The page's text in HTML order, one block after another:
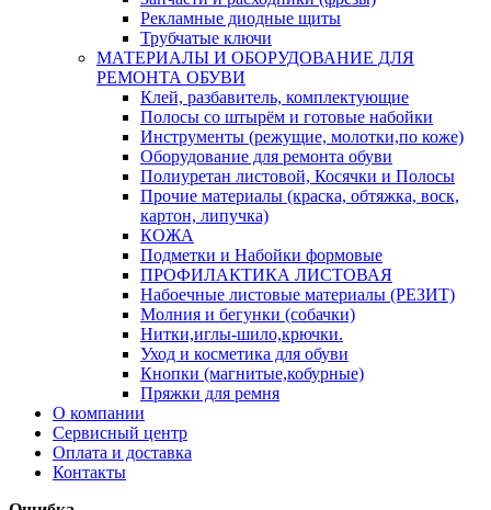
Рекламные диодные щиты
Трубчатые ключи
МАТЕРИАЛЫ И ОБОРУДОВАНИЕ ДЛЯ
РЕМОНТА ОБУВИ
Клей, разбавитель, комплектующие
Полосы со штырём и готовые набойки
Инструменты (режущие, молотки,по коже)
Оборудование для ремонта обуви
Полиуретан листовой, Косячки и Полосы
Прочие материалы (краска, обтяжка, воск,
картон, липучка)
КОЖА
Подметки и Набойки формовые
ПРОФИЛАКТИКА ЛИСТОВАЯ
Набоечные листовые материалы (РЕЗИТ)
Молния и бегунки (собачки)
Нитки,иглы-шило,крючки.
Уход и косметика для обуви
Кнопки (магнитые,кобурные)
Пряжки для ремня
О компании
Сервисный центр
Оплата и доставка
Контакты